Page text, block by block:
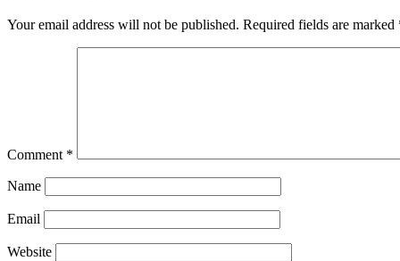
Your email address will not be published. Required fields are marked
Comment *
Name
Email
Website